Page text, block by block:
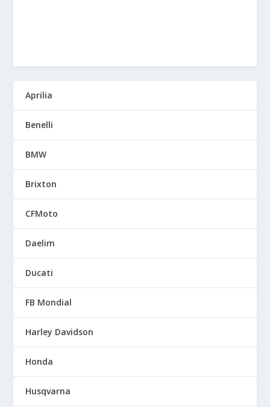
Aprilia
Benelli
BMW
Brixton
CFMoto
Daelim
Ducati
FB Mondial
Harley Davidson
Honda
Husqvarna